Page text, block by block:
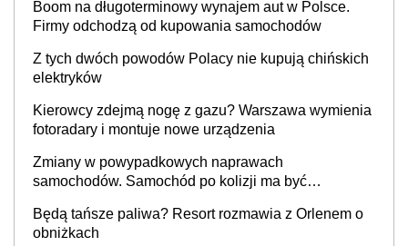
Boom na długoterminowy wynajem aut w Polsce.
Firmy odchodzą od kupowania samochodów
Z tych dwóch powodów Polacy nie kupują chińskich
elektryków
Kierowcy zdejmą nogę z gazu? Warszawa wymienia
fotoradary i montuje nowe urządzenia
Zmiany w powypadkowych naprawach
samochodów. Samochód po kolizji ma być
producenta
Będą tańsze paliwa? Resort rozmawia z Orlenem o
obniżkach